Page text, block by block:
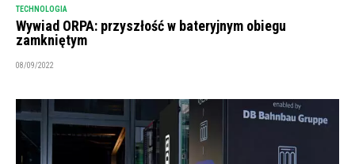
TECHNOLOGIA
Wywiad ORPA: przyszłość w bateryjnym obiegu
zamkniętym
08/09/2022